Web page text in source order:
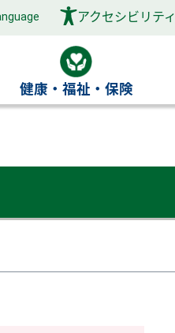
アクセシビリティ
健康・福祉・保険